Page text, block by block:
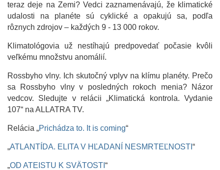
teraz deje na Zemi? Vedci zaznamenávajú, že klimatické
udalosti na planéte sú cyklické a opakujú sa, podľa
rôznych zdrojov – každých 9 - 13 000 rokov.
Klimatológovia už nestíhajú predpovedať počasie kvôli
veľkému množstvu anomálií.
Rossbyho vlny. Ich skutočný vplyv na klímu planéty. Prečo
sa Rossbyho vlny v posledných rokoch menia? Názor
vedcov. Sledujte v relácii „Klimatická kontrola. Vydanie
107“ na ALLATRA TV.
Relácia „Prichádza to. It is coming“
„ATLANTÍDA. ELITA V HĽADANÍ NESMRTEĽNOSTI “
„OD ATEISTU K SVÄTOSTI “